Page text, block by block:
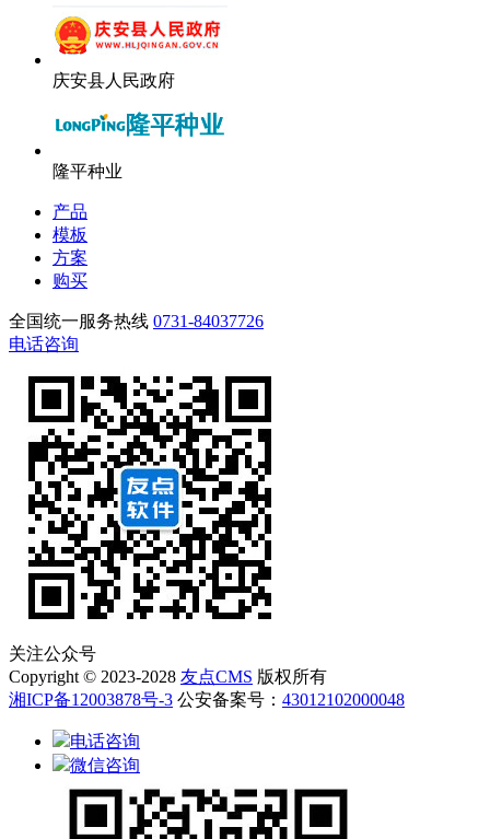
庆安县人民政府
隆平种业
产品
模板
方案
购买
全国统一服务热线 0731-84037726
电话咨询
关注公众号
Copyright © 2023-2028 友点CMS 版权所有
湘ICP备12003878号-3 公安备案号： 43012102000048
电话咨询
微信咨询